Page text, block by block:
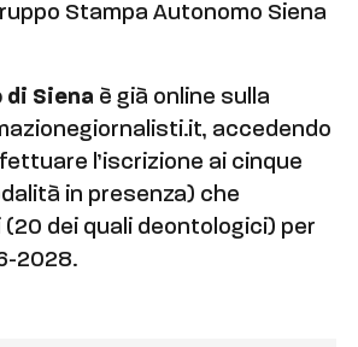
Stampa Autonomo Siena
di Siena è già online sulla
accedendo
l’iscrizione ai cinque
in presenza) che
dei quali deontologici) per
2028.